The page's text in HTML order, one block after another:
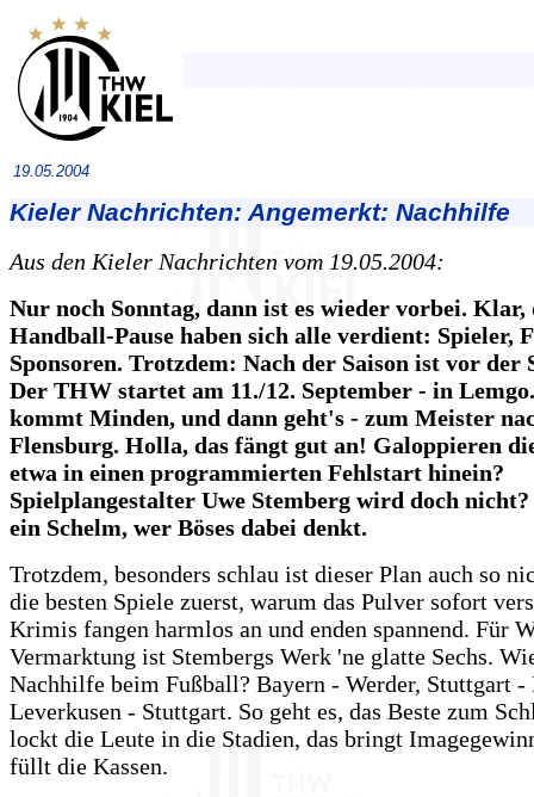
19.05.2004
Kieler Nachrichten: Angemerkt: Nachhilfe
Aus den Kieler Nachrichten vom 19.05.2004:
Nur noch Sonntag, dann ist es wieder vorbei. Klar,
Handball-Pause haben sich alle verdient: Spieler,
Sponsoren. Trotzdem: Nach der Saison ist vor der
Der THW startet am 11./12. September - in
kommt Minden, und dann geht's - zum Meister
Flensburg. Holla, das fängt gut an! Galoppieren
etwa in einen programmierten Fehlstart hinein?
Spielplangestalter Uwe Stemberg wird doch
ein Schelm, wer Böses dabei denkt.
Trotzdem, besonders schlau ist dieser Plan auch so
die besten Spiele zuerst, warum das Pulver sofort
Krimis fangen harmlos an und enden spannend. Für
Vermarktung ist Stembergs Werk 'ne glatte Sechs.
Nachhilfe beim Fußball? Bayern - Werder, Stuttgart -
Leverkusen - Stuttgart. So geht es, das Beste zum
lockt die Leute in die Stadien, das bringt
füllt die Kassen.